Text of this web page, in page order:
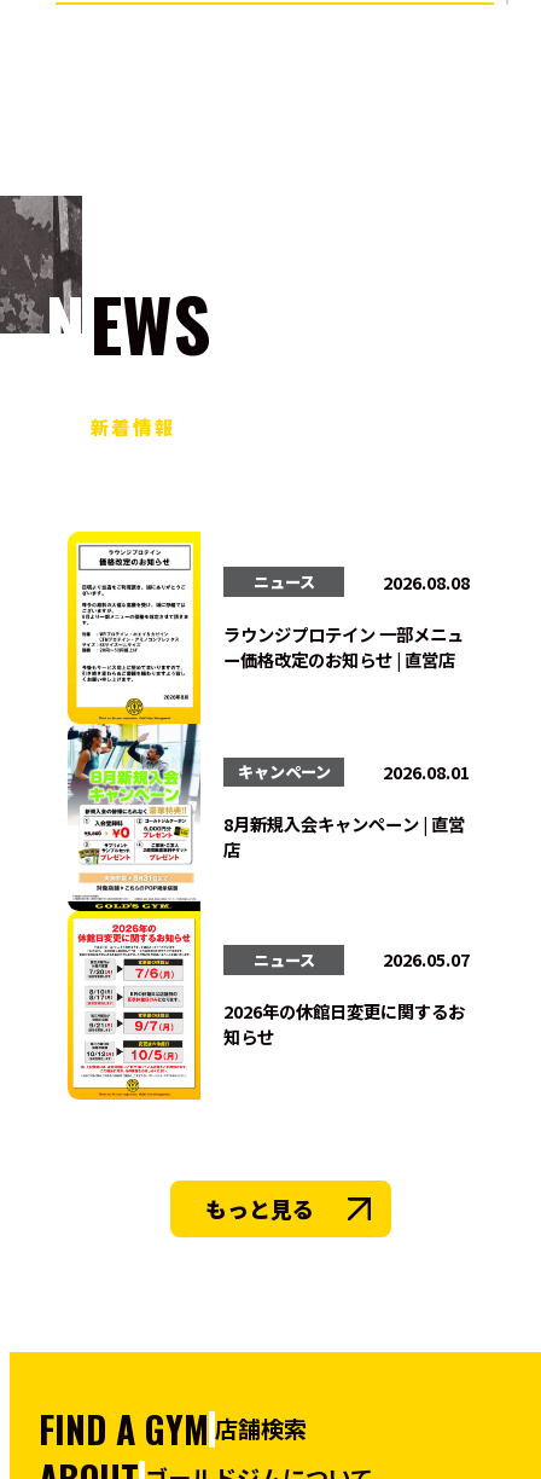
NEWS
新着情報
ニュース 2026.08.08
ラウンジプロテイン 一部メニュ
ー価格改定のお知らせ | 直営店
キャンペーン 2026.08.01
8月新規入会キャンペーン | 直営
店
ニュース 2026.05.07
2026年の休館日変更に関するお
知らせ
もっと見る
FIND A GYM 店舗検索